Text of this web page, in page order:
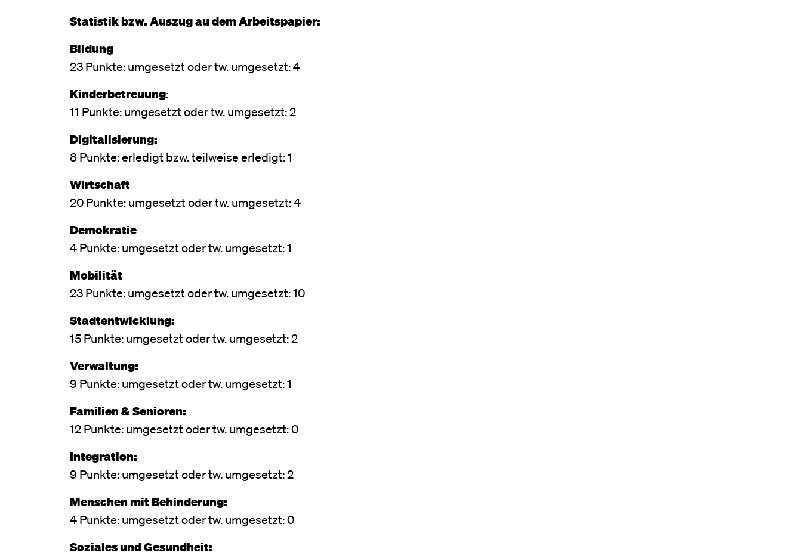
Statistik bzw. Auszug au dem Arbeitspapier:
Bildung
23 Punkte: umgesetzt oder tw. umgesetzt: 4
Kinderbetreuung:
11 Punkte: umgesetzt oder tw. umgesetzt: 2
Digitalisierung:
8 Punkte: erledigt bzw. teilweise erledigt: 1
Wirtschaft
20 Punkte: umgesetzt oder tw. umgesetzt: 4
Demokratie
4 Punkte: umgesetzt oder tw. umgesetzt: 1
Mobilität
23 Punkte: umgesetzt oder tw. umgesetzt: 10
Stadtentwicklung:
15 Punkte: umgesetzt oder tw. umgesetzt: 2
Verwaltung:
9 Punkte: umgesetzt oder tw. umgesetzt: 1
Familien & Senioren:
12 Punkte: umgesetzt oder tw. umgesetzt: 0
Integration:
9 Punkte: umgesetzt oder tw. umgesetzt: 2
Menschen mit Behinderung:
4 Punkte: umgesetzt oder tw. umgesetzt: 0
Soziales und Gesundheit: